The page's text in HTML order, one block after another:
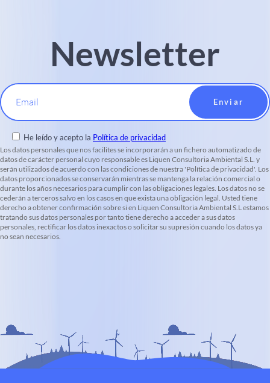
Newsletter
Email
He leído y acepto la Política de privacidad
Los datos personales que nos facilites se incorporarán a un fichero automatizado de
datos de carácter personal cuyo responsable es Liquen Consultoria Ambiental S.L. y
serán utilizados de acuerdo con las condiciones de nuestra 'Política de privacidad'. Los
datos proporcionados se conservarán mientras se mantenga la relación comercial o
durante los años necesarios para cumplir con las obligaciones legales. Los datos no se
cederán a terceros salvo en los casos en que exista una obligación legal. Usted tiene
derecho a obtener confirmación sobre si en Liquen Consultoria Ambiental S.L estamos
tratando sus datos personales por tanto tiene derecho a acceder a sus datos
personales, rectificar los datos inexactos o solicitar su supresión cuando los datos ya
no sean necesarios.